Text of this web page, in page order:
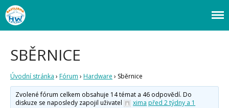
Staré fórum
Články
Webový magazín o bastlení a tvoření. Naučte se základy programování a
elektroniky zábavnou formou! Arduino a microbit projekty, návody,
SBĚRNICE
Úvodní stránka › Fórum › Hardware › Sběrnice
Zvolené fórum celkem obsahuje 14 témat a 46 odpovědí. Do
diskuze se naposledy zapojil uživatel
xima před 2 týdny a 1